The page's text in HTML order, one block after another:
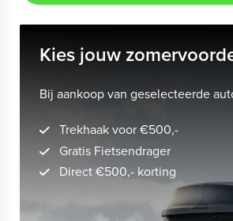
Kies jouw
Bij aankoop van geselecteerde
Trekhaak voor €500,-
Gratis Fietsendrager
Direct €500,- korting